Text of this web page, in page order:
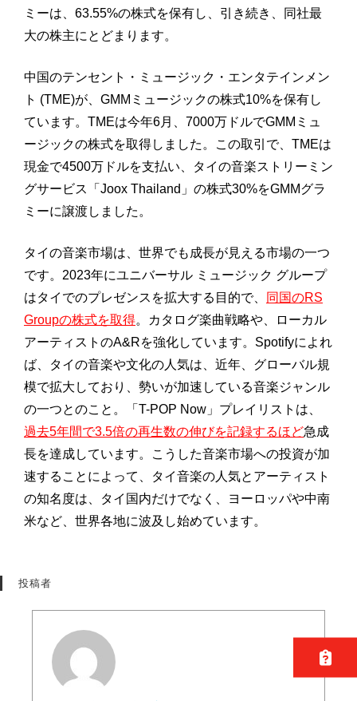
ミーは、63.55%の株式を保有し、引き続き、同社最
大の株主にとどまります。
中国のテンセント・ミュージック・エンタテインメン
ト (TME)が、GMMミュージックの株式10%を保有し
ています。TMEは今年6月、7000万ドルでGMMミュ
ージックの株式を取得しました。この取引で、TMEは
現金で4500万ドルを支払い、タイの音楽ストリーミン
グサービス「Joox Thailand」の株式30%をGMMグラ
ミーに譲渡しました。
タイの音楽市場は、世界でも成長が見える市場の一つ
です。2023年にユニバーサル ミュージック グループ
はタイでのプレゼンスを拡大する目的で、
同国のRS
Groupの株式を取得。カタログ楽曲戦略や、ローカル
アーティストのA&Rを強化しています。Spotifyによれ
ば、タイの音楽や文化の人気は、近年、グローバル規
模で拡大しており、勢いが加速している音楽ジャンル
の一つとのこと。「T-POP Now」プレイリストは、
過去5年間で3.5倍の再生数の伸びを記録するほど急成
長を達成しています。こうした音楽市場への投資が加
速することによって、タイ音楽の人気とアーティスト
の知名度は、タイ国内だけでなく、ヨーロッパや中南
米など、世界各地に波及し始めています。
投稿者